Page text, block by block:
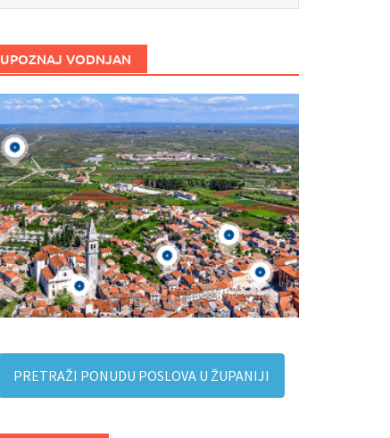
UPOZNAJ VODNJAN
PRETRAŽI PONUDU POSLOVA U ŽUPANIJI